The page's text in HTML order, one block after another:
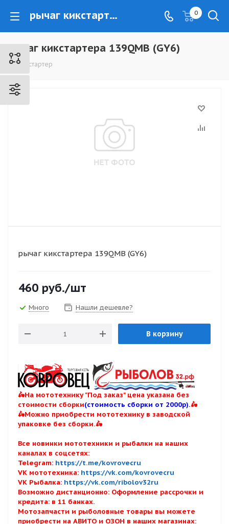
рычаг кикстартера 139QMB (GY6) - www.kovrovec.ru 0
рычаг кикстартера 139QMB (GY6)
Кикстартер
рычаг кикстартера 139QMB (GY6)
460 руб./шт
Много Нашли дешевле?
В корзину
🛵На мототехнику "Под заказ" цена указана без
стоимости сборки(стоимость сборки от 2000р).🛵
🛵Можно приобрести мототехнику в заводской
упаковке без сборки.🛵
Все новинки мототехники и рыбалки на наших
каналах в соцсетях:
Telegram: https://t.me/kovrovecru
VK мототехника: https://vk.com/kovrovecru
VK Рыбалка: https://vk.com/ribolov32ru
Возможно дистанционно: Оформление рассрочки и
кредита: в 11 банках.
Мотозапчасти и рыболовные товары вы можете
приобрести на АВИТО и ОЗОН в наших магазинах: